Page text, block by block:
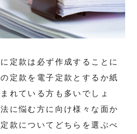
定款は必ず作成することに
定款を電子定款とするか紙
れている方も多いでしょ
に悩む方に向け様々な面か
款についてどちらを選ぶべ